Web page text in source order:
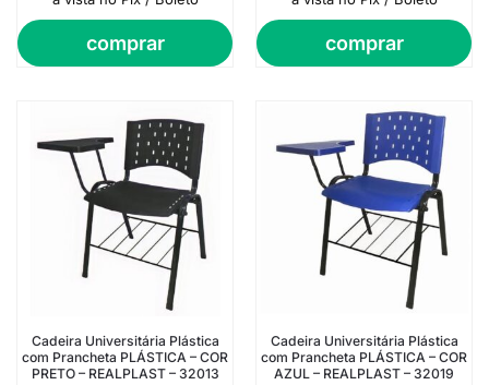
comprar comprar
Cadeira Universitária Plástica
com Prancheta PLÁSTICA – COR
PRETO – REALPLAST – 32013
Cadeira Universitária Plástica
com Prancheta PLÁSTICA – COR
AZUL – REALPLAST – 32019